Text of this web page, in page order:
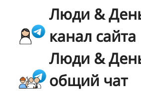
Люди &
канал сайта
Люди &
общий чат